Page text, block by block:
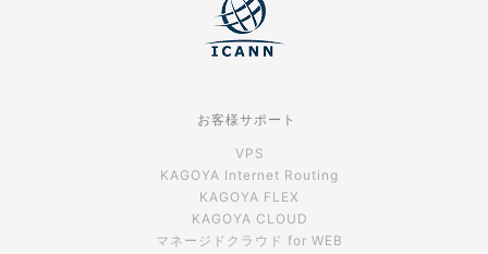
お客様サポート
VPS
KAGOYA Internet Routing
KAGOYA FLEX
KAGOYA CLOUD
マネージドクラウド for WEB